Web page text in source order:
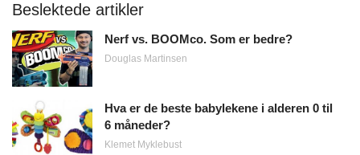
Beslektede artikler
Nerf vs. BOOMco. Som er bedre?
Douglas Martinsen
Hva er de beste babylekene i alderen 0 til
6 måneder?
Klemet Myklebust